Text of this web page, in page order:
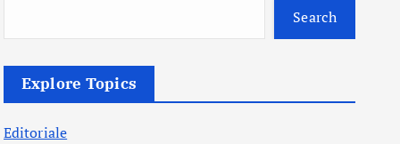
Search
Explore Topics
Editoriale